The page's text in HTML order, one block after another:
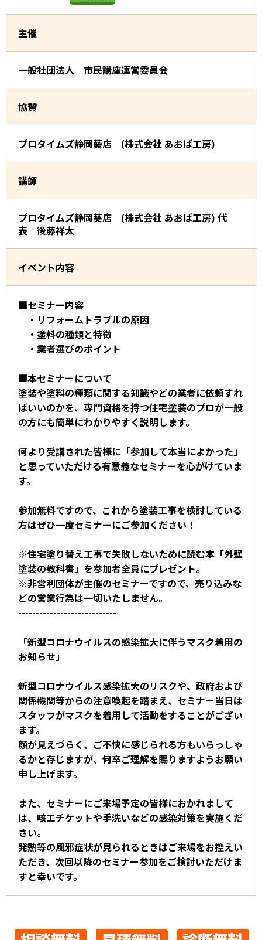
主催
一般社団法人 市民講座運営委員会
協賛
プロタイムズ静岡葵店 (株式会社 あおば工房)
講師
プロタイムズ静岡葵店 (株式会社 あおば工房) 代
表 後藤祥太
イベント内容
■セミナー内容
・リフォームトラブルの原因
・塗料の種類と特徴
・業者選びのポイント
■本セミナーについて
塗装や塗料の種類に関する知識やどの業者に依頼すれ
ばいいのかを、専門資格を持つ住宅塗装のプロが一般
の方にも簡単にわかりやすく説明します。
何より受講された皆様に「参加して本当によかった」
と思っていただける有意義なセミナーを心がけていま
す。
参加無料ですので、これから塗装工事を検討している
方はぜひ一度セミナーにご参加ください！
※住宅塗り替え工事で失敗しないために読む本「外壁
塗装の教科書」を参加者全員にプレゼント。
※非営利団体が主催のセミナーですので、売り込みな
どの営業行為は一切いたしません。
----------------------------
「新型コロナウイルスの感染拡大に伴うマスク着用の
お知らせ」
新型コロナウイルス感染拡大のリスクや、政府および
関係機関等からの注意喚起を踏まえ、セミナー当日は
スタッフがマスクを着用して活動をすることがござい
ます。
顔が見えづらく、ご不快に感じられる方もいらっしゃ
るかと存じますが、何卒ご理解を賜りますようお願い
申し上げます。
また、セミナーにご来場予定の皆様におかれまして
は、咳エチケットや手洗いなどの感染対策を実施くだ
さい。
発熱等の風邪症状が見られるときはご来場をお控えい
ただき、次回以降のセミナー参加をご検討いただけま
すと幸いです。